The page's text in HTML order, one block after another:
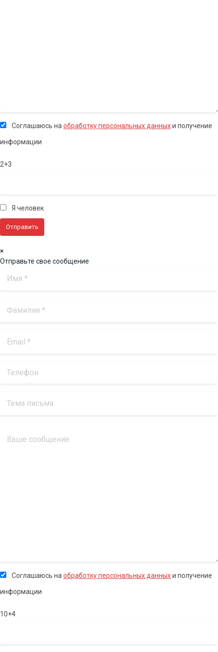
Соглашаюсь на обработку персональных данныхи получение
информации
2+3
Я человек
×
Отправьте свое сообщение
Соглашаюсь на обработку персональных данныхи получение
информации
10+4